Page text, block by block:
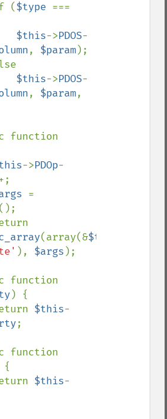
if (
$type
$this->PDOS-
, $param);
$this->PDOS-
, $param
->PDOp-
();
(array(&$this
), $args );
) {
return
$this-
;
{
return
$this-